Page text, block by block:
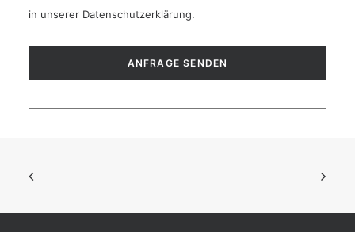
in unserer Datenschutzerklärung.